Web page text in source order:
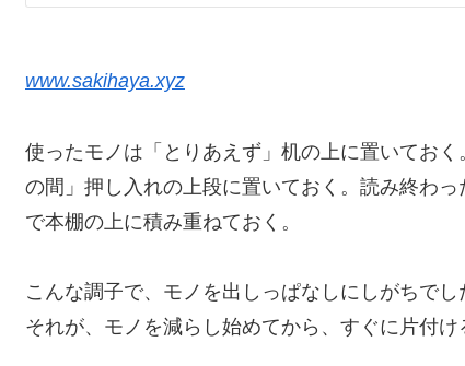
www.sakihaya.xyz
使ったモノは「とりあえず」机の上に置いてお
の間」押し入れの上段に置いておく。読み終わ
で本棚の上に積み重ねておく。
こんな調子で、モノを出しっぱなしにしがちでし
それが、モノを減らし始めてから、すぐに片付